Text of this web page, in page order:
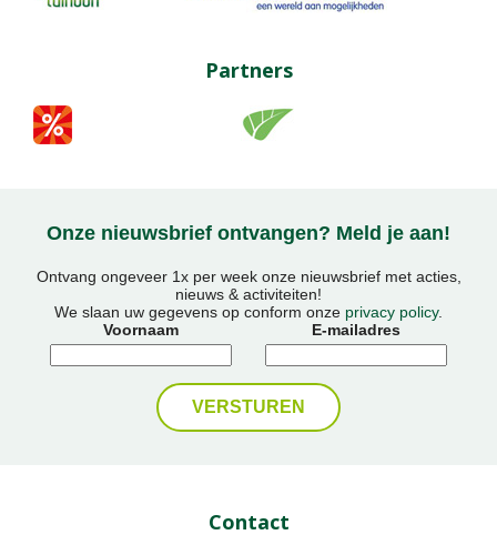
Partners
Onze nieuwsbrief ontvangen? Meld je aan!
Ontvang ongeveer 1x per week onze nieuwsbrief met acties,
nieuws & activiteiten!
We slaan uw gegevens op conform onze privacy policy.
Voornaam
E-mailadres
Contact